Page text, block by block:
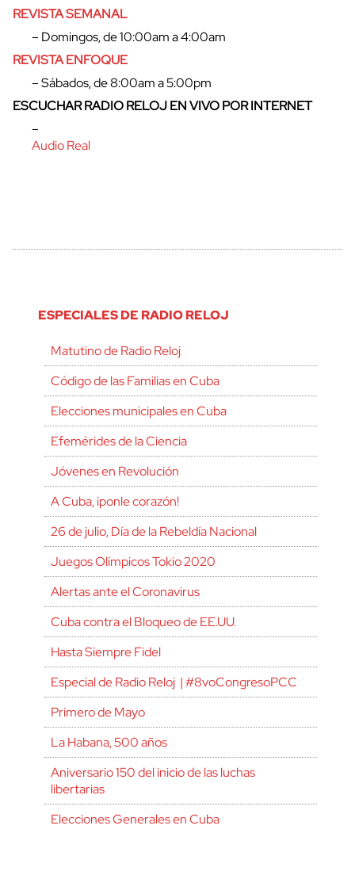
REVISTA SEMANAL
– Domingos, de 10:00am a 4:00am
REVISTA ENFOQUE
– Sábados, de 8:00am a 5:00pm
ESCUCHAR RADIO RELOJ EN VIVO POR INTERNET
–
Audio Real
ESPECIALES DE RADIO RELOJ
Matutino de Radio Reloj
Código de las Familias en Cuba
Elecciones municipales en Cuba
Efemérides de la Ciencia
Jóvenes en Revolución
A Cuba, ¡ponle corazón!
26 de julio, Día de la Rebeldía Nacional
Juegos Olímpicos Tokio 2020
Alertas ante el Coronavirus
Cuba contra el Bloqueo de EE.UU.
Hasta Siempre Fidel
Especial de Radio Reloj | #8voCongresoPCC
Primero de Mayo
La Habana, 500 años
Aniversario 150 del inicio de las luchas
libertarias
Elecciones Generales en Cuba